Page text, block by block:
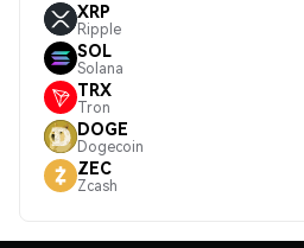
XRP
Ripple
SOL
Solana
TRX
Tron
DOGE
Dogecoin
ZEC
Zcash